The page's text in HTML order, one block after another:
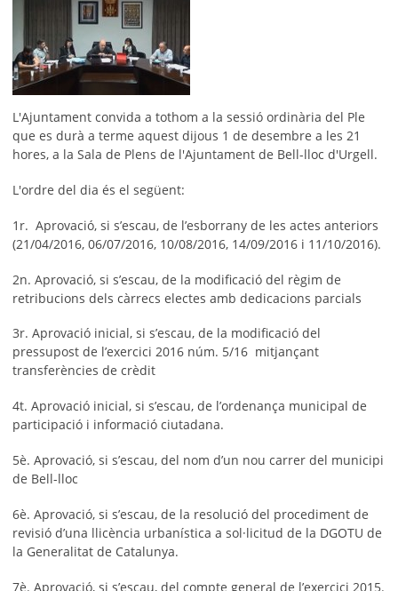
L'Ajuntament convida a tothom a la sessió ordinària del Ple
que es durà a terme aquest dijous 1 de desembre a les 21
hores, a la Sala de Plens de l'Ajuntament de Bell-lloc d'Urgell.
L'ordre del dia és el següent:
1r. Aprovació, si s’escau, de l’esborrany de les actes anteriors
(21/04/2016, 06/07/2016, 10/08/2016, 14/09/2016 i 11/10/2016).
2n. Aprovació, si s’escau, de la modificació del règim de
retribucions dels càrrecs electes amb dedicacions parcials
3r. Aprovació inicial, si s’escau, de la modificació del
pressupost de l’exercici 2016 núm. 5/16 mitjançant
transferències de crèdit
4t. Aprovació inicial, si s’escau, de l’ordenança municipal de
participació i informació ciutadana.
5è. Aprovació, si s’escau, del nom d’un nou carrer del municipi
de Bell-lloc
6è. Aprovació, si s’escau, de la resolució del procediment de
revisió d’una llicència urbanística a sol·licitud de la DGOTU de
la Generalitat de Catalunya.
7è. Aprovació, si s’escau, del compte general de l’exercici 2015.